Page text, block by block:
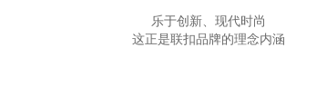
乐于创新、现代时尚
这正是联扣品牌的理念内涵